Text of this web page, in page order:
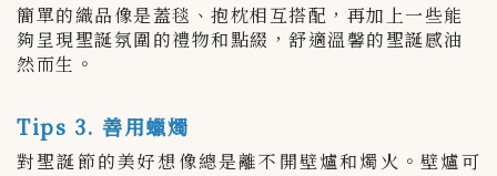
簡單的織品像是蓋毯、抱枕相互搭配，再加上一些能
夠呈現聖誕氛圍的禮物和點綴，舒適溫馨的聖誕感油
然而生。
Tips 3. 善用蠟燭
對聖誕節的美好想像總是離不開壁爐和燭火。壁爐可